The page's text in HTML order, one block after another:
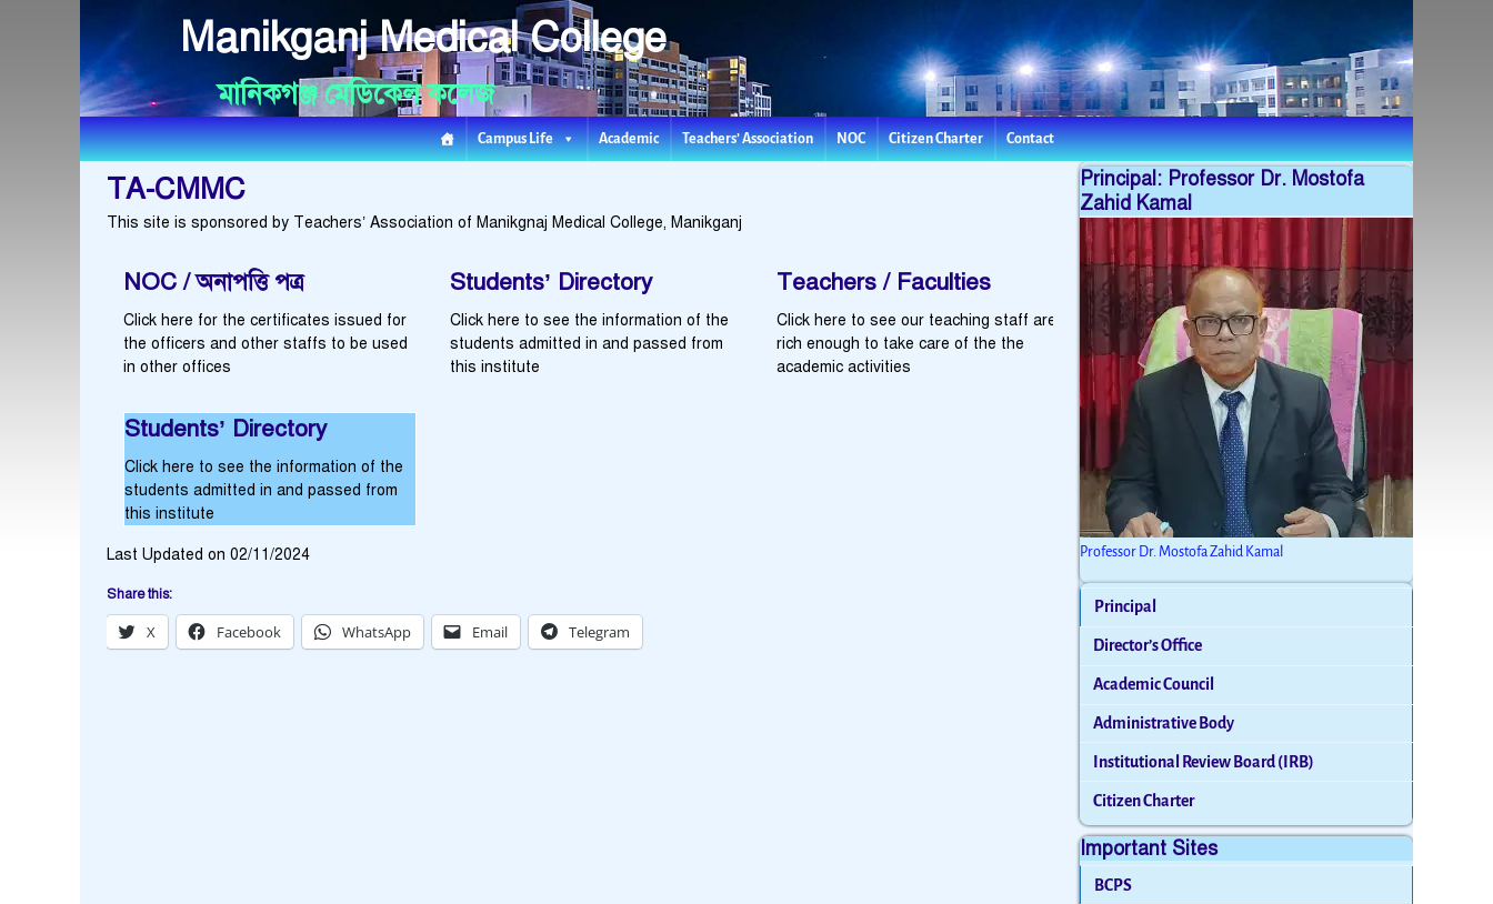
Manikganj Medical College
মানিকগঞ্জ মেডিকেল কলেজ
Campus Life Academic Teachers’ Association NOC Citizen Charter Contact
TA-CMMC
This site is sponsored by Teachers’ Association of Manikgnaj Medical College, Manikganj
NOC / অনাপত্তি পত্র
Click here for the certificates issued for
the officers and other staffs to be used
in other offices
Students’ Directory
Click here to see the information of the
students admitted in and passed from
this institute
Teachers / Faculties
Click here to see our teaching staff are
rich enough to take care of the the
academic activities
Students’ Directory
Click here to see the information of the
students admitted in and passed from
this institute
Last Updated on 02/11/2024
Share this:
X Facebook WhatsApp Email Telegram
Principal: Professor Dr. Mostofa
Zahid Kamal
Professor Dr. Mostofa Zahid Kamal
Principal
Director’s Office
Academic Council
Administrative Body
Institutional Review Board (IRB)
Citizen Charter
Important Sites
BCPS